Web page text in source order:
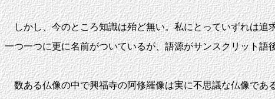
しかし、今のところ知識は殆ど無い。私にとっていずれは追
一つ一つに更に名前がついているが、語源がサンスクリット
数ある仏像の中で興福寺の阿修羅像は実に不思議な仏像であ